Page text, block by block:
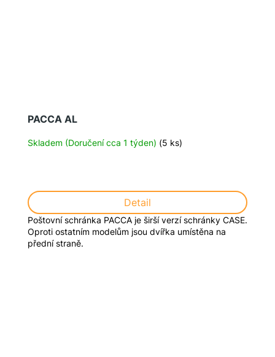
PACCA AL
Skladem (Doručení cca 1 týden) (5 ks)
Detail
Poštovní schránka PACCA je širší verzí schránky CASE.
Oproti ostatním modelům jsou dvířka umístěna na
přední straně.